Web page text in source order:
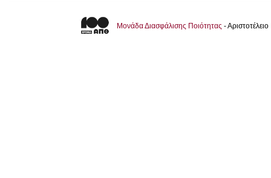
Μονάδα Διασφάλισης Ποιότητας -